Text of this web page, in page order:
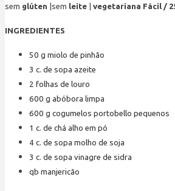
sem glúten sem leite vegetariana Fácil /
INGREDIENTES
50 g miolo de pinhão
3 c. de sopa azeite
2 folhas de louro
600 g abóbora limpa
600 g cogumelos portobello pequenos
1 c. de chá alho em pó
4 c. de sopa molho de soja
3 c. de sopa vinagre de sidra
qb manjericão